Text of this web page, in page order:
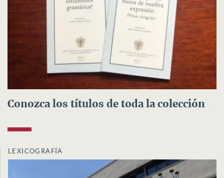
Conozca los títulos de toda la colección
LEXICOGRAFÍA